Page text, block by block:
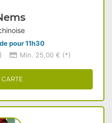
pour 11h30
Min. 25,00 € (*)